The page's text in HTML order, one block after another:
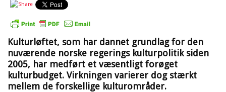
Kulturløftet, som har dannet grundlag for den
nuværende norske regerings kulturpolitik siden
2005, har medført et væsentligt forøget
kulturbudget. Virkningen varierer dog stærkt
mellem de forskellige kulturområder.